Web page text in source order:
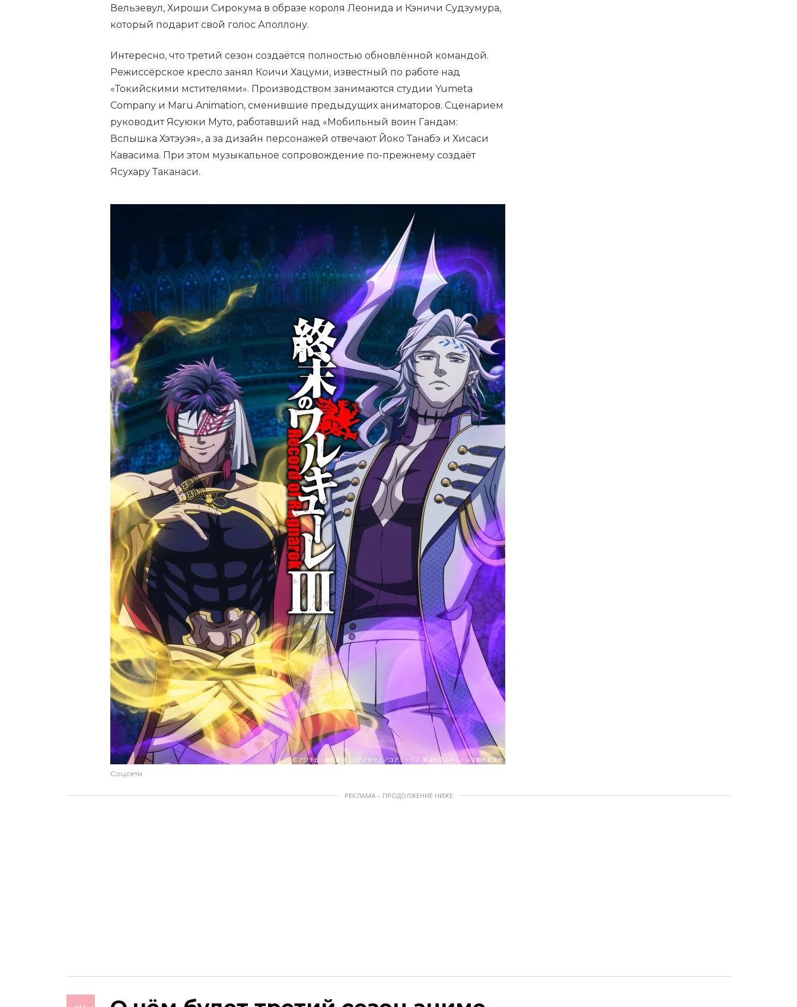
Вельзевул, Хироши Сирокума в образе короля Леонида и Кэничи Судзумура,
который подарит свой голос Аполлону.
Интересно, что третий сезон создаётся полностью обновлённой командой.
Режиссёрское кресло занял Коичи Хацуми, известный по работе над
«Токийскими мстителями». Производством занимаются студии Yumeta
Company и Maru Animation, сменившие предыдущих аниматоров. Сценарием
руководит Ясуюки Муто, работавший над «Мобильный воин Гандам:
Вспышка Хэтэуэя», а за дизайн персонажей отвечают Йоко Танабэ и Хисаси
Кавасима. При этом музыкальное сопровождение по-прежнему создаёт
Ясухару Таканаси.
Соцсети
РЕКЛАМА – ПРОДОЛЖЕНИЕ НИЖЕ